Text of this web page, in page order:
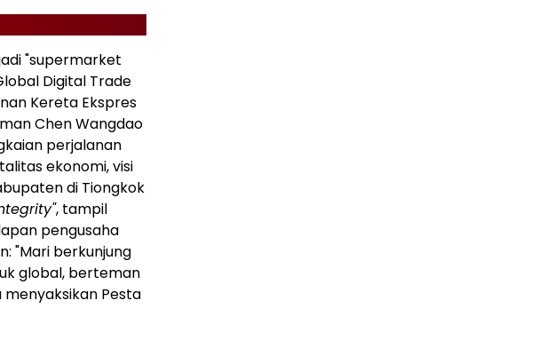
"supermarket
Digital Trade
Kereta Ekspres
Chen Wangdao
perjalanan
ekonomi, visi
di Tiongkok
, tampil
pengusaha
"Mari berkunjung
global, berteman
Pesta